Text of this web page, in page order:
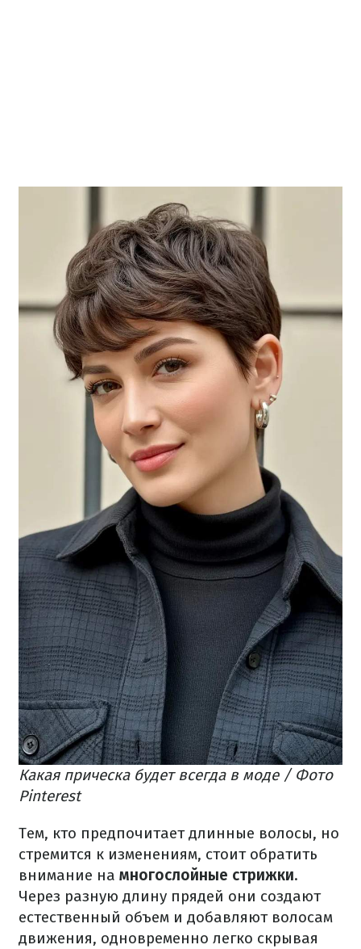
Какая прическа будет всегда в моде / Фото
Pinterest
Тем, кто предпочитает длинные волосы, но
стремится к изменениям, стоит обратить
внимание на многослойные стрижки.
Через разную длину прядей они создают
естественный объем и добавляют волосам
движения, одновременно легко скрывая